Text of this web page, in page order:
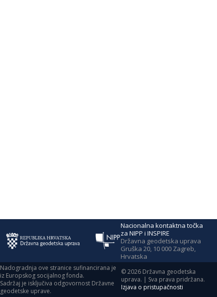
Nacionalna kontaktna točka
za NIPP i INSPIRE
Državna geodetska uprava
Gruška 20, 10 000 Zagreb,
Hrvatska
Nadogradnja ove stranice sufinancirana je
iz Europskog socijalnog fonda.
Sadržaj je isključiva odgovornost Državne
geodetske uprave.
©2026 Državna geodetska
uprava. | Sva prava pridržana.
Izjava o pristupačnosti